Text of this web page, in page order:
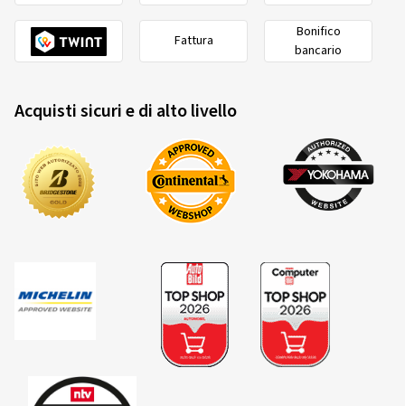
Fattura
Bonifico
bancario
Acquisti sicuri e di alto livello